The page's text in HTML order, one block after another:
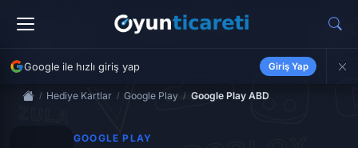
Google ile hızlı giriş yap Giriş Yap
Hediye Kartlar Google Play Google Play ABD
GOOGLE PLAY